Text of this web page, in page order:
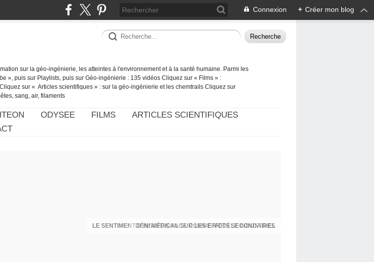
Connexion + Créer mon blog
sur la géo-ingénierie, les atteintes à l'environnement et à la santé humaine. Parmi les
», puis sur Playlists, puis sur Géo-ingénierie : 135 vidéos Cliquez sur « Films » :
sur « Articles scientifiques » : sur la géo-ingénierie et les chemtrails Cliquez sur
sang, air, filaments
ODYSEE FILMS
ARTICLES SCIENTIFIQUES
DÉNI MÉDICAL SUR LES EFFETS SECONDAIRES